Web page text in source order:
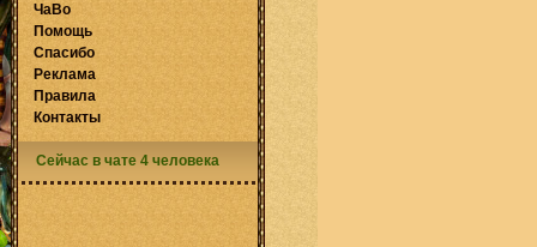
ЧаВо
Помощь
Спасибо
Реклама
Правила
Контакты
Сейчас в чате 4 человека